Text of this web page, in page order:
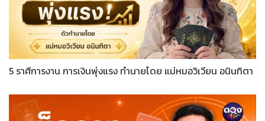
5 ราศีการงาน การเงินพุ่งแรง ทำนายโดย แม่หมอวิเวียน อนินทิตา